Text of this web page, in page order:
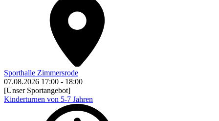
Sporthalle Zimmersrode
07.08.2026 17:00 - 18:00
[Unser Sportangebot]
Kinderturnen von 5-7 Jahren